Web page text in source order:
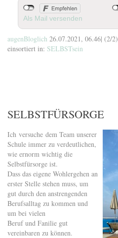
Als Mail versenden
augenBloglich 26.07.2021, 06.46| (2/2)
einsortiert in: SELBSTsein
SELBSTFÜRSORGE
Ich versuche dem Team unserer
Schule immer zu verdeutlichen,
wie ernorm wichtig die
Selbstfürsorge ist.
Dass das eigene Wohlergehen an
erster Stelle stehen muss, um
gut durch den anstrengenden
Berufsalltag zu kommen und
um bei vielen
Beruf und Fanilie gut
vereinbaren zu können.